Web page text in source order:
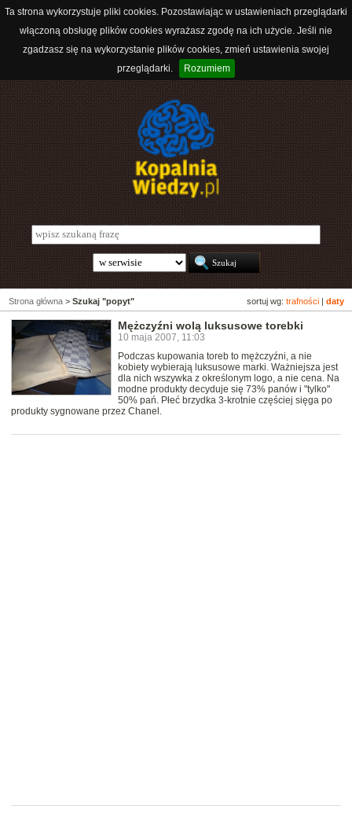
Ta strona wykorzystuje pliki cookies. Pozostawiając w ustawieniach przeglądarki
włączoną obsługę plików cookies wyrażasz zgodę na ich użycie. Jeśli nie
zgadzasz się na wykorzystanie plików cookies, zmień ustawienia swojej
przeglądarki.
Rozumiem
sortuj wg: trafności daty
Strona główna > Szukaj "popyt"
Mężczyźni wolą luksusowe torebki
10 maja 2007, 11:03
Podczas kupowania toreb to mężczyźni, a nie
kobiety wybierają luksusowe marki. Ważniejsza jest
dla nich wszywka z określonym logo, a nie cena. Na
modne produkty decyduje się 73% panów i "tylko"
50% pań. Płeć brzydka 3-krotnie częściej sięga po
produkty sygnowane przez Chanel.